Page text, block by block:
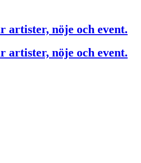
artister, nöje och event.
artister, nöje och event.